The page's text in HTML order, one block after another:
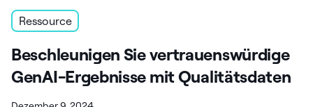
Ressource
Beschleunigen Sie vertrauenswürdige
GenAI-Ergebnisse mit Qualitätsdaten